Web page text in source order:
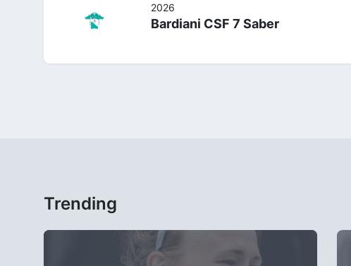
2026
Bardiani CSF 7 Saber
Trending